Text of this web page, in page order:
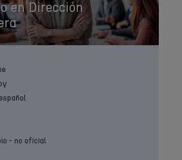
en Dirección
- no oficial